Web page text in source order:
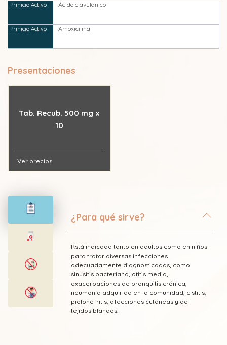
Ácido clavulánico
Amoxicilina
Presentaciones
Tab. Recub. 500 mg x
10
Ver precios
¿Para qué sirve?
Rstá indicada tanto en adultos como en niños
para tratar diversas infecciones
adecuadamente diagnosticadas, como
sinusitis bacteriana, otitis media,
exacerbaciones de bronquitis crónica,
neumonía adquirida en la comunidad, cistitis,
pielonefritis, afecciones cutáneas y de
tejidos blandos.